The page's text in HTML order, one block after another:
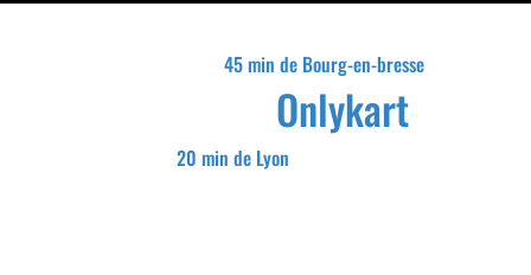
20 min de Lyon
Onlykart
45 min de Bourg-en-bresse